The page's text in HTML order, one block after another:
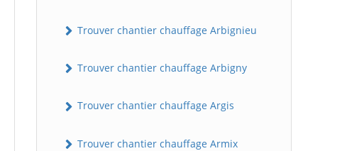
Trouver chantier chauffage Arbignieu
Trouver chantier chauffage Arbigny
Trouver chantier chauffage Argis
Trouver chantier chauffage Armix